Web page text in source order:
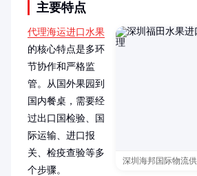
主要特点
深圳海邦国际物流
代理海运进口水果
的核心特点是多环
节协作和严格监
管。从国外果园到
国内餐桌，需要经
过出口国检验、国
际运输、进口报
关、检疫查验等多
个步骤。